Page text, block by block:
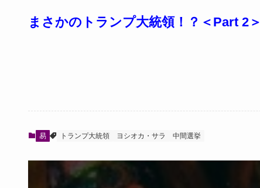
まさかのトランプ大統領！？＜Part 2＞
易 トランプ大統領 ヨシオカ・サラ 中間選挙